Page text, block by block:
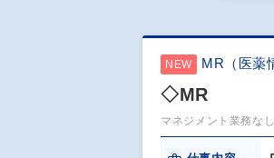
NEW MR（医薬
◇MR
マネジメント業務なし